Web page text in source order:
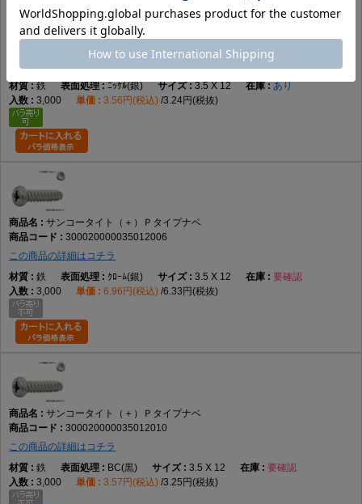
サンコータイト（＋）Ｐタイプナベ
この商品の詳細はコチラ
鉄
ﾆｯｹﾙ(銀) 3.5 X 12
あり
3,000
3.56円(税込) 3.24円(税抜)
サンコータイト（＋）Ｐタイプナベ
300020000035012006
この商品の詳細はコチラ
鉄
ｸﾛｰﾑ(銀) 3.5 X 12
要確認
3,000
6.96円(税込) 6.33円(税抜)
サンコータイト（＋）Ｐタイプナベ
300020000035012010
この商品の詳細はコチラ
鉄
BC(黒) 3.5 X 12
要確認
3,000
3.57円(税込) 3.25円(税抜)